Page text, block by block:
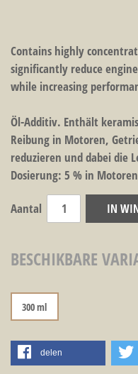
Contains highly
significantly reduce
while increasing
Öl-Additiv. Enthält
Reibung in Motoren,
reduzieren und dabei die
Dosierung: 5 % in
Aantal IN
BESCHIKBARE
300 ml
delen